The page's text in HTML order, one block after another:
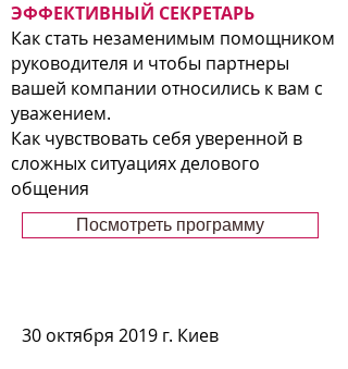
ЭФФЕКТИВНЫЙ СЕКРЕТАРЬ
Как стать незаменимым помощником
руководителя и чтобы партнеры
вашей компании относились к вам с
уважением.
Как чувствовать себя уверенной в
сложных ситуациях делового
общения
Посмотреть программу
30 октября 2019 г. Киев